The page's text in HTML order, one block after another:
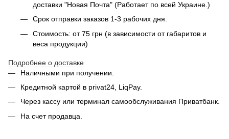
доставки "Новая Почта" (Работает по всей Украине.)
Срок отправки заказов 1-3 рабочих дня.
Стоимость: от 75 грн (в зависимости от габаритов и
веса продукции)
Подробнее о доставке
Наличными при получении.
Кредитной картой в privat24, LiqPay.
Через кассу или терминал самообслуживания Приватбанк.
На счет продавца.